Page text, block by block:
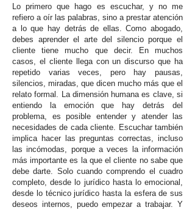
Lo primero que hago es escuchar, y no me
refiero a oír las palabras, sino a prestar atención
a lo que hay detrás de ellas. Como abogado,
debes aprender el arte del silencio porque el
cliente tiene mucho que decir. En muchos
casos, el cliente llega con un discurso que ha
repetido varias veces, pero hay pausas,
silencios, miradas, que dicen mucho más que el
relato formal. La dimensión humana es clave, si
entiendo la emoción que hay detrás del
problema, es posible entender y atender las
necesidades de cada cliente. Escuchar también
implica hacer las preguntas correctas, incluso
las incómodas, porque a veces la información
más importante es la que el cliente no sabe que
debe darte. Solo cuando comprendo el cuadro
completo, desde lo jurídico hasta lo emocional,
desde lo técnico jurídico hasta la esfera de sus
deseos internos, puedo empezar a trabajar. Y